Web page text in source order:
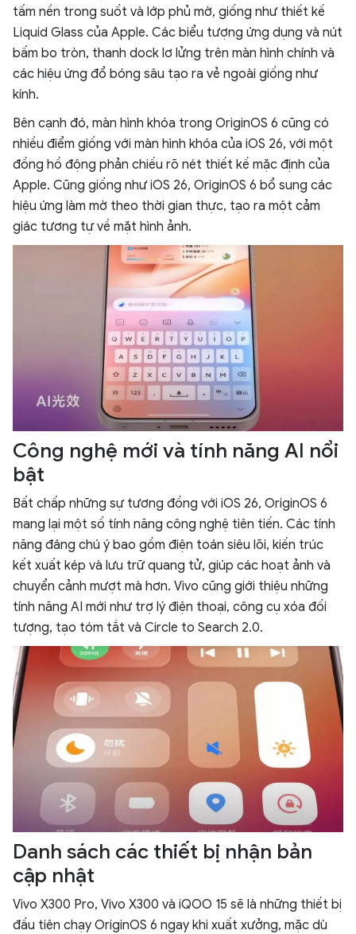
tấm nền trong suốt và lớp phủ mờ, giống như thiết kế
Liquid Glass của Apple. Các biểu tượng ứng dụng và nút
bấm bo tròn, thanh dock lơ lửng trên màn hình chính và
các hiệu ứng đổ bóng sâu tạo ra vẻ ngoài giống như
kính.
Bên cạnh đó, màn hình khóa trong OriginOS 6 cũng có
nhiều điểm giống với màn hình khóa của iOS 26, với một
đồng hồ động phản chiếu rõ nét thiết kế mặc định của
Apple. Cũng giống như iOS 26, OriginOS 6 bổ sung các
hiệu ứng làm mờ theo thời gian thực, tạo ra một cảm
giác tương tự về mặt hình ảnh.
Công nghệ mới và tính năng AI nổi
bật
Bất chấp những sự tương đồng với iOS 26, OriginOS 6
mang lại một số tính năng công nghệ tiên tiến. Các tính
năng đáng chú ý bao gồm điện toán siêu lõi, kiến trúc
kết xuất kép và lưu trữ quang tử, giúp các hoạt ảnh và
chuyển cảnh mượt mà hơn. Vivo cũng giới thiệu những
tính năng AI mới như trợ lý điện thoại, công cụ xóa đối
tượng, tạo tóm tắt và Circle to Search 2.0.
Danh sách các thiết bị nhận bản
cập nhật
Vivo X300 Pro, Vivo X300 và iQOO 15 sẽ là những thiết bị
đầu tiên chạy OriginOS 6 ngay khi xuất xưởng, mặc dù